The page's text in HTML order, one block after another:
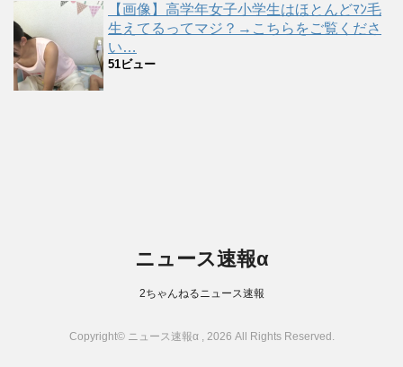
【画像】高学年女子小学生はほとんどﾏﾝ毛
生えてるってマジ？→こちらをご覧くださ
い…
51ビュー
ニュース速報α
2ちゃんねるニュース速報
Copyright© ニュース速報α , 2026 All Rights Reserved.